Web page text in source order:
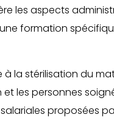
les aspects
formation
à la stérilisation du
les personnes
proposées